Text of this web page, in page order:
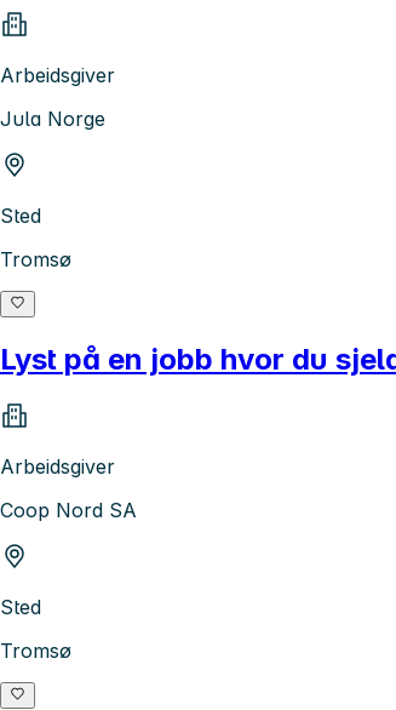
Arbeidsgiver
Jula Norge
Sted
Tromsø
Lyst på en jobb hvor du
Arbeidsgiver
Coop Nord SA
Sted
Tromsø